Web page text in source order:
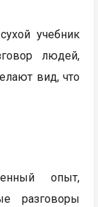
учебник
людей,
вид, что
опыт,
разговоры